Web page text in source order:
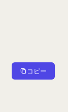
コピー